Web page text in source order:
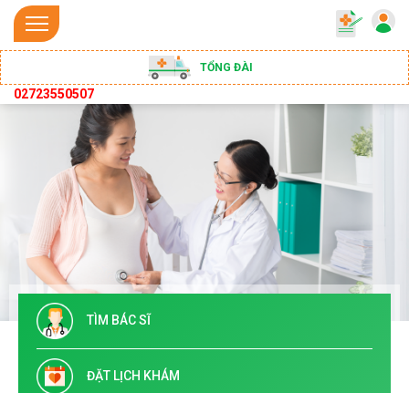
TỔNG ĐÀI
02723550507
TÌM BÁC SĨ
ĐẶT LỊCH KHÁM